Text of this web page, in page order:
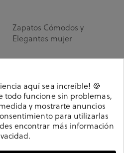
Zapatos Cómodos y
Elegantes mujer
un look motero para
aquí sea increíble! 🍪
todo funcione sin problemas,
y mostrarte anuncios
para utilizarlas
encontrar más información
.